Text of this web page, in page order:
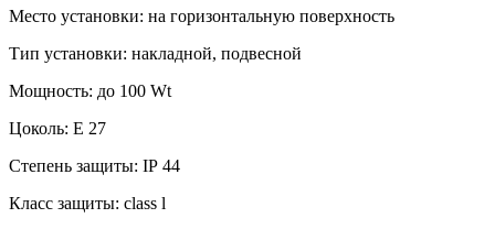
Место установки: на горизонтальную поверхность
Тип установки: накладной, подвесной
Мощность: до 100 Wt
Цоколь: E 27
Степень защиты: IP 44
Класс защиты: class l